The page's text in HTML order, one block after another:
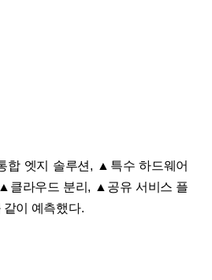
엣지 솔루션, ▲특수 하드웨어
라우드 분리, ▲공유 서비스 플
이 예측했다.